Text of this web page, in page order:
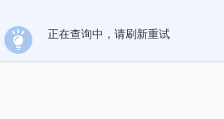
正在查询中，请刷新重试